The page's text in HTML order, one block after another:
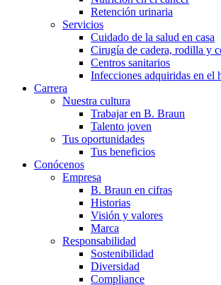
Retención urinaria
Servicios
Cuidado de la salud en casa
Cirugía de cadera, rodilla y
Centros sanitarios
Infecciones adquiridas en el
Carrera
Nuestra cultura
Trabajar en B. Braun
Talento joven
Tus oportunidades
Tus beneficios
Conócenos
Empresa
B. Braun en cifras
Historias
Visión y valores
Marca
Responsabilidad
Sostenibilidad
Diversidad
Compliance